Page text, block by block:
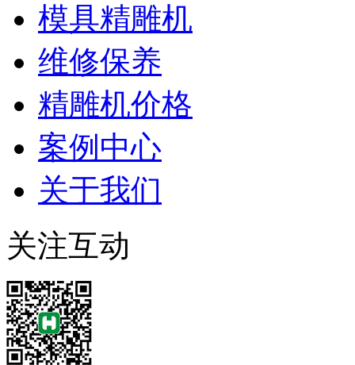
模具精雕机
维修保养
精雕机价格
案例中心
关于我们
关注互动